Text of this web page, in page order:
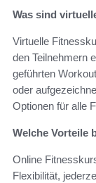
Was sind
Virtuelle
den Teilnehmern
geführten
oder
Optionen für alle
Welche Vorteile
Online
Flexibilität,